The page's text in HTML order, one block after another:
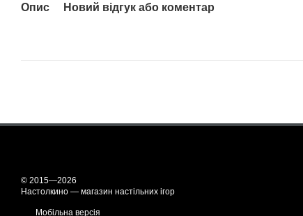
Опис Новий відгук або коментар
© 2015—2026
Настолкино — магазин настільних ігор
Мобільна версія